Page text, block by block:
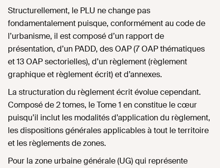
Structurellement, le PLU ne change pas
fondamentalement puisque, conformément au code de
l’urbanisme, il est composé d’un rapport de
présentation, d’un PADD, des OAP (7 OAP thématiques
et 13 OAP sectorielles), d’un règlement (règlement
graphique et règlement écrit) et d’annexes.
La structuration du règlement écrit évolue cependant.
Composé de 2 tomes, le Tome 1 en constitue le cœur
puisqu’il inclut les modalités d’application du règlement,
les dispositions générales applicables à tout le territoire
et les règlements de zones.
Pour la zone urbaine générale (UG) qui représente